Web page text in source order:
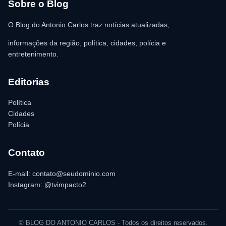
Sobre o Blog
O Blog do Antonio Carlos traz notícias atualizadas,
informações da região, política, cidades, polícia e
entretenimento.
Editorias
Política
Cidades
Polícia
Contato
E-mail: contato@seudominio.com
Instagram: @tvimpacto2
© BLOG DO ANTONIO CARLOS - Todos os direitos reservados.